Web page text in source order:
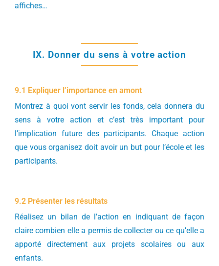
affiches…
IX. Donner du sens à votre action
9.1 Expliquer l’importance en amont
Montrez à quoi vont servir les fonds, cela donnera du
sens à votre action et c’est très important pour
l’implication future des participants. Chaque action
que vous organisez doit avoir un but pour l’école et les
participants.
9.2 Présenter les résultats
Réalisez un bilan de l’action en indiquant de façon
claire combien elle a permis de collecter ou ce qu’elle a
apporté directement aux projets scolaires ou aux
enfants.